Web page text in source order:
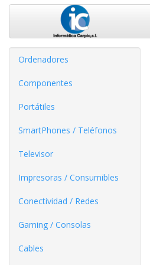
Ordenadores
Componentes
Portátiles
SmartPhones / Teléfonos
Televisor
Impresoras / Consumibles
Conectividad / Redes
Gaming / Consolas
Cables